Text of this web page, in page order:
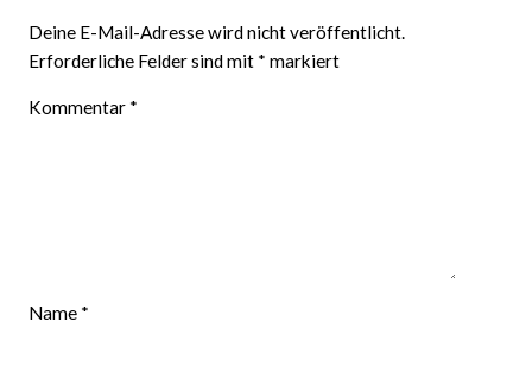
Deine E-Mail-Adresse wird nicht veröffentlicht.
Erforderliche Felder sind mit * markiert
Kommentar *
Name *